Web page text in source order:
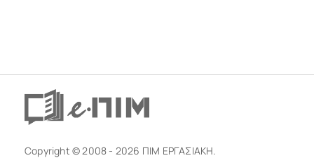
Copyright © 2008 - 2026 ΠΙΜ ΕΡΓΑΣΙΑΚΗ.